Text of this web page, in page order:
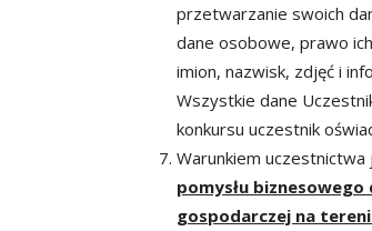
przetwarzanie swoich
dane osobowe, prawo
imion, nazwisk, zdjęć i
Wszystkie dane
konkursu uczestnik
Warunkiem
pomysłu biznesowego
gospodarczej na